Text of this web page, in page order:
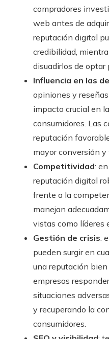
compradores
web antes de
reputación digital
credibilidad,
disuadirlos de optar
Influencia en las
opiniones y
impacto crucial en
consumidores. Las
reputación
mayor conversión y
Competitividad:
reputación digital
frente a la
manejan
vistas como líderes
Gestión de crisis:
pueden surgir en
una reputación
empresas
situaciones
y recuperando la
consumidores.